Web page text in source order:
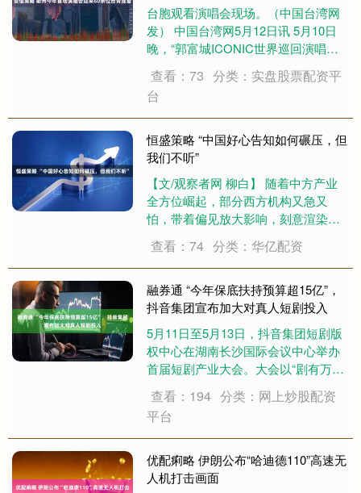
台胞观看演唱会现场。（中国台湾网
发） 中国台湾网5月12日讯 5月10日
晚，“郭富城ICONIC世界巡回演唱会-
州今年首场演唱会。在衢州市台办的
积极推介和热心帮助下，60余位台青
到现场一睹天王偶像的风采。 ....
查看：73 分类：实盘股票配资平
台
恒盛策略 “中国好心告知如何碾压，但
我们不听”
【文/观察者网 柳白】 随着中方产业
全方位崛起，部分西方机构又急又
怕，带着偏见放大影响，刻意渲染所
5月11日报道，代表多家企业和贸易协
会的美国游说团体美国商会忧心忡
忡，发布报告警告各国应对中国相关
产业政策的....
查看：74 分类：华亿配资
融券通 “今年保底扶持预算超15亿”，
抖音集团宣布加大对真人短剧投入
5月11日至5月13日，抖音集团短剧版
权中心在湖南长沙国际会议中心举办
首届短剧产业大会。大会以“剧有万千
版权方、行业专家等上千位嘉宾，共
同聚焦行业现状与发展机遇，探讨健
康可持续的短剧创作生态。 面对短剧
行业....
查看：194 分类：网上炒股配资
平台
优配痢略 伊朗公布“哈迪德110”高速无
人机打击画面